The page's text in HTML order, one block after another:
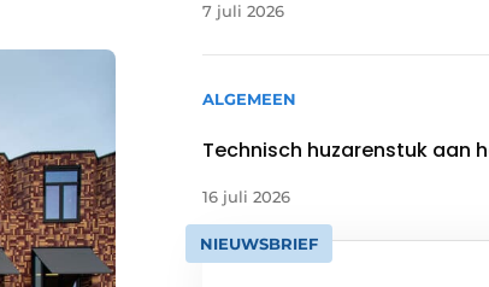
7 juli 2026
ALGEMEEN
Technisch huzarenstuk aan
16 juli 2026
NIEUWSBRIEF